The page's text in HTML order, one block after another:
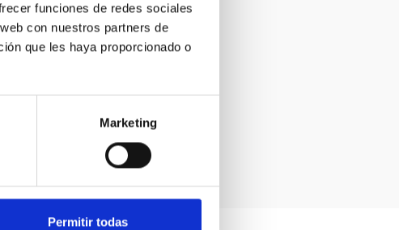
funciones de redes sociales
con nuestros partners de
que les haya proporcionado o
Marketing
Permitir todas